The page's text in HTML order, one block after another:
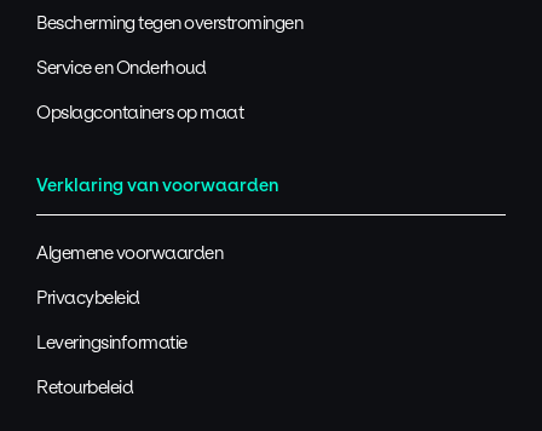
Bescherming tegen overstromingen
Service en Onderhoud
Opslagcontainers op maat
Verklaring van voorwaarden
Algemene voorwaarden
Privacybeleid
Leveringsinformatie
Retourbeleid